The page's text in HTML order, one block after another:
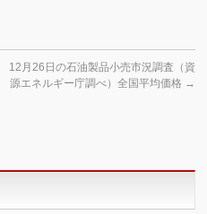
12月26日の石油製品小売市況調査（資
源エネルギー庁調べ）全国平均価格 →